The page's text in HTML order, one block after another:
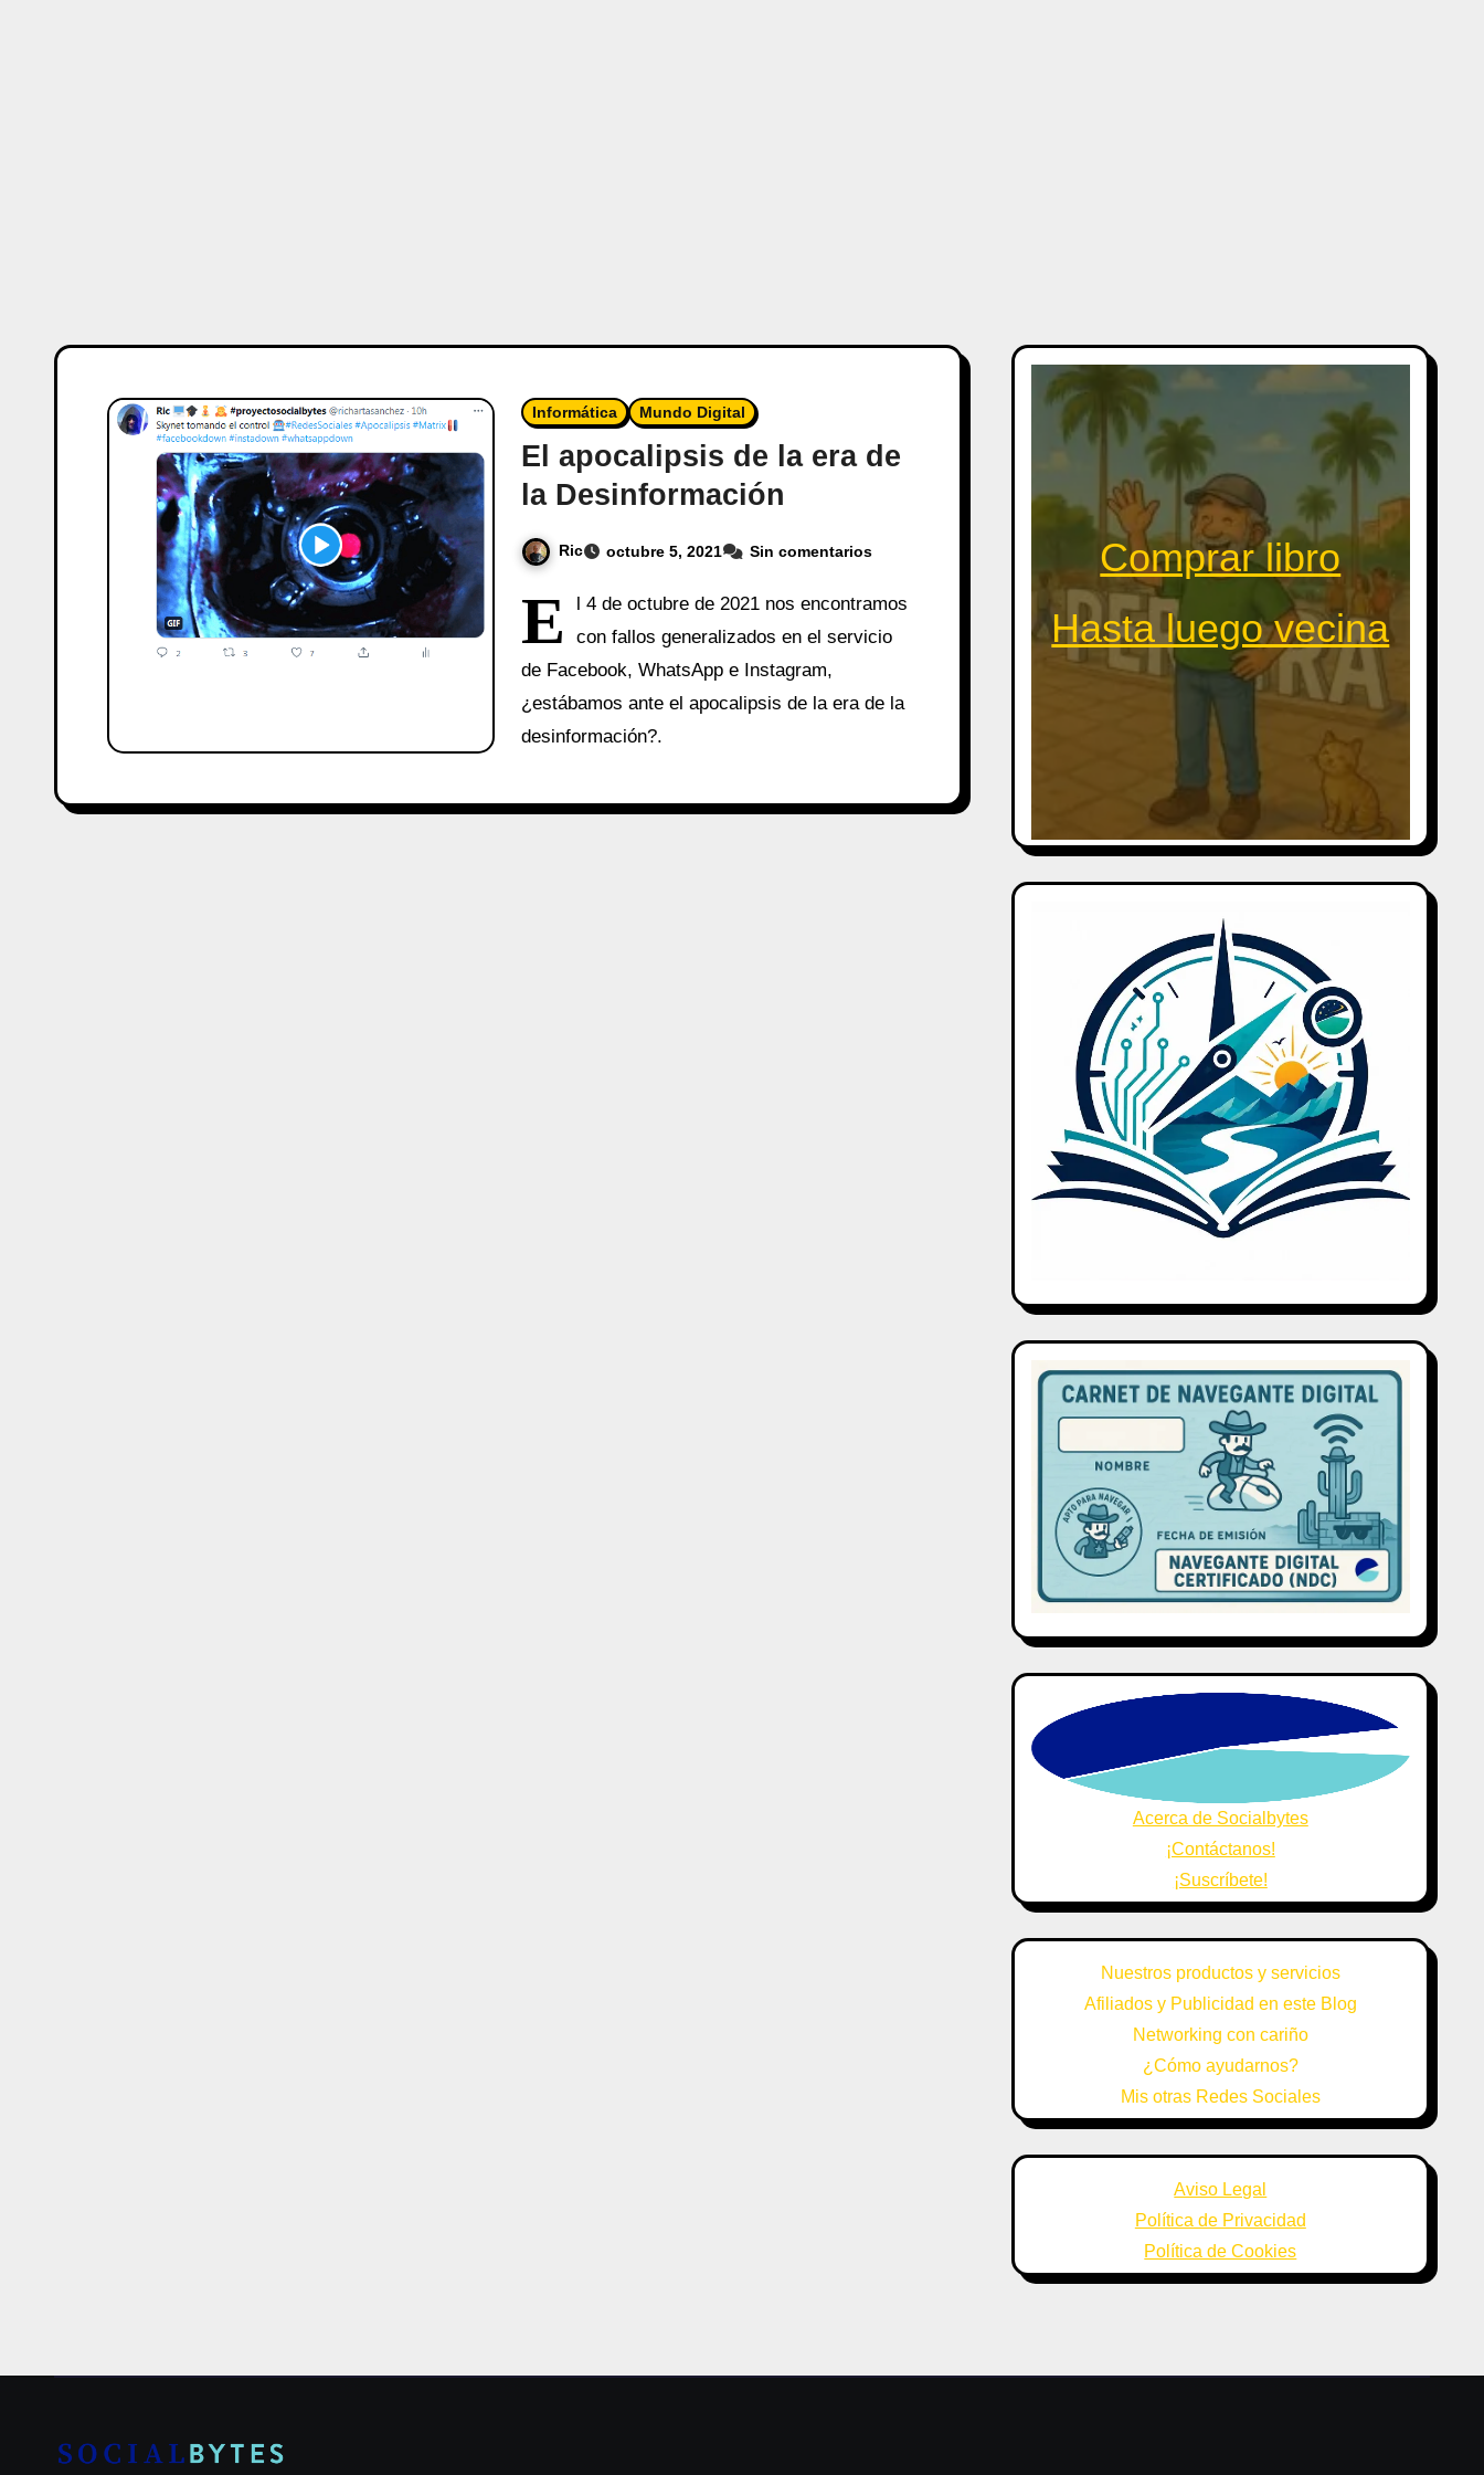
Informática Mundo Digital
El apocalipsis de la era de
la Desinformación
Ric octubre 5, 2021 Sin comentarios
E
l 4 de octubre de 2021 nos encontramos
con fallos generalizados en el servicio
de Facebook, WhatsApp e Instagram,
¿estábamos ante el apocalipsis de la era de la
desinformación?.
Comprar libro
Hasta luego vecina
Acerca de Socialbytes
¡Contáctanos!
¡Suscríbete!
Nuestros productos y servicios
Afiliados y Publicidad en este Blog
Networking con cariño
¿Cómo ayudarnos?
Mis otras Redes Sociales
Aviso Legal
Política de Privacidad
Política de Cookies